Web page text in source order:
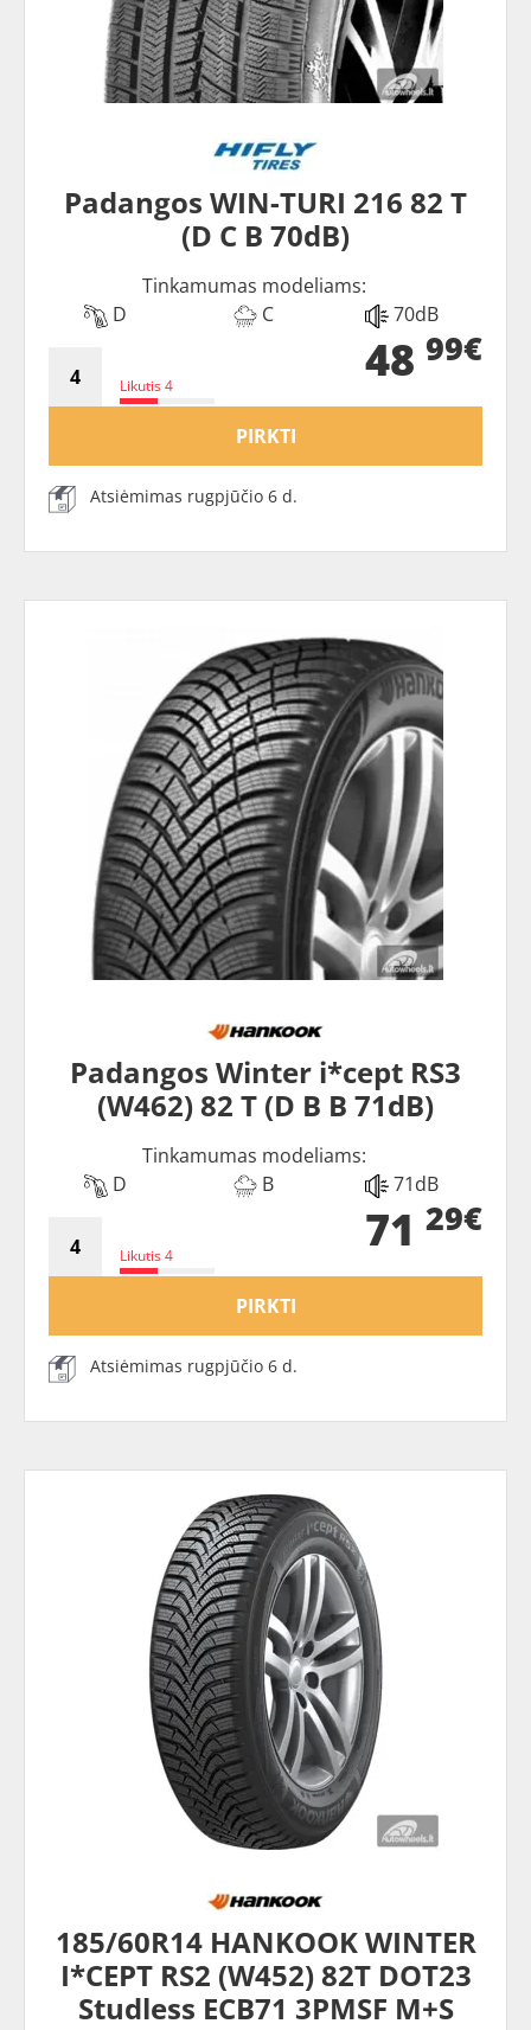
Padangos WIN-TURI 216 82 T
(D C B 70dB)
Tinkamumas modeliams:
D
C 70dB
Likutis 4 48 99€
PIRKTI
Atsiėmimas rugpjūčio 6 d.
Padangos Winter i*cept RS3
(W462) 82 T (D B B 71dB)
Tinkamumas modeliams:
D
B 71dB
Likutis 4 71 29€
PIRKTI
Atsiėmimas rugpjūčio 6 d.
185/60R14 HANKOOK WINTER
I*CEPT RS2 (W452) 82T DOT23
Studless ECB71 3PMSF M+S